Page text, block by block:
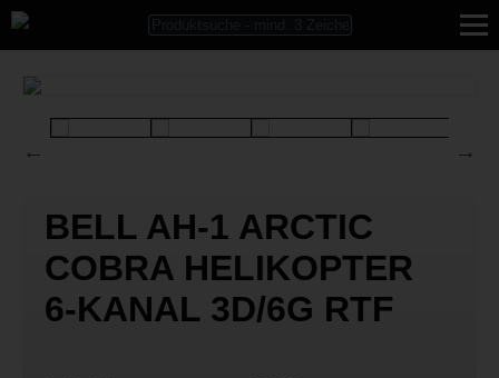
BELL AH-1 ARCTIC
COBRA HELIKOPTER
6-KANAL 3D/6G RTF